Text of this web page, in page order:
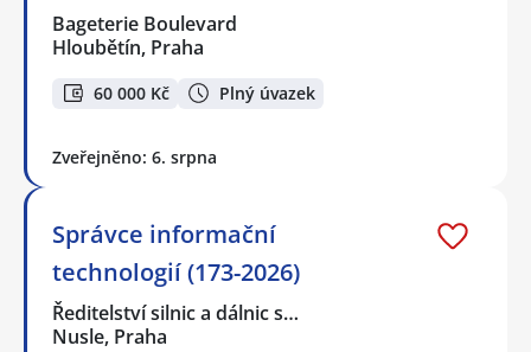
Bageterie Boulevard
Hloubětín, Praha
60 000 Kč Plný úvazek
Zveřejněno: 6. srpna
Správce informační
technologií (173-2026)
Ředitelství silnic a dálnic s…
Nusle, Praha